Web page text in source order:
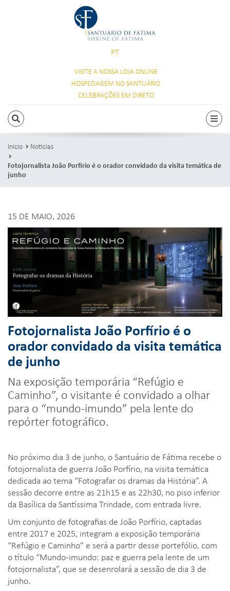
PT
VISITE A NOSSA LOJA ONLINE
HOSPEDAGEM NO SANTUÁRIO
CELEBRAÇÕES EM DIRETO
PESQUISAR
Início
Notícias
Fotojornalista João Porfírio é o orador convidado da visita temática de
junho
15 DE MAIO, 2026
Fotojornalista João Porfírio é o
orador convidado da visita temática
de junho
Na exposição temporária “Refúgio e
Caminho”, o visitante é convidado a olhar
para o “mundo-imundo” pela lente do
repórter fotográfico.
No próximo dia 3 de junho, o Santuário de Fátima recebe o
fotojornalista de guerra João Porfírio, na visita temática
dedicada ao tema “Fotografar os dramas da História”. A
sessão decorre entre as 21h15 e as 22h30, no piso inferior
da Basílica da Santíssima Trindade, com entrada livre.
Um conjunto de fotografias de João Porfírio, captadas
entre 2017 e 2025, integram a exposição temporária
“Refúgio e Caminho” e será a partir desse portefólio, com
o título “Mundo-imundo: paz e guerra pela lente de um
fotojornalista”, que se desenrolará a sessão de dia 3 de
junho.